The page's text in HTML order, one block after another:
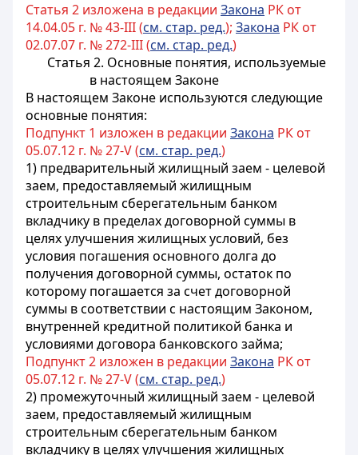
Статья 2 изложена в редакции Закона РК от
14.04.05 г. № 43-III (см. стар. ред.); Закона РК от
02.07.07 г. № 272-III (см. стар. ред.)
Статья 2. Основные понятия, используемые
в настоящем Законе
В настоящем Законе используются следующие
основные понятия:
Подпункт 1 изложен в редакции Закона РК от
05.07.12 г. № 27-V (см. стар. ред.)
1) предварительный жилищный заем - целевой
заем, предоставляемый жилищным
строительным сберегательным банком
вкладчику в пределах договорной суммы в
целях улучшения жилищных условий, без
условия погашения основного долга до
получения договорной суммы, остаток по
которому погашается за счет договорной
суммы в соответствии с настоящим Законом,
внутренней кредитной политикой банка и
условиями договора банковского займа;
Подпункт 2 изложен в редакции Закона РК от
05.07.12 г. № 27-V (см. стар. ред.)
2) промежуточный жилищный заем - целевой
заем, предоставляемый жилищным
строительным сберегательным банком
вкладчику в целях улучшения жилищных